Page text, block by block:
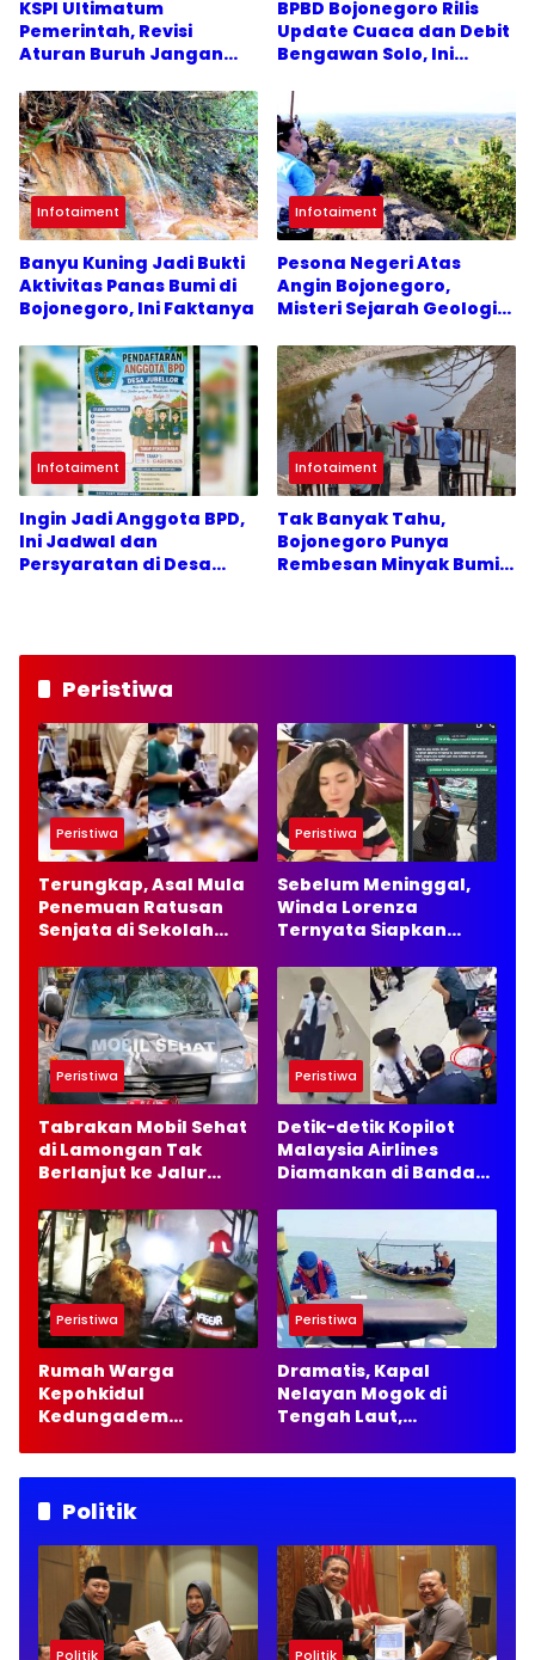
KSPI Ultimatum
Pemerintah, Revisi
Aturan Buruh Jangan
BPBD Bojonegoro Rilis
Update Cuaca dan Debit
Bengawan Solo, Ini
Infotaiment
Banyu Kuning Jadi Bukti
Aktivitas Panas Bumi di
Bojonegoro, Ini Faktanya
Infotaiment
Pesona Negeri Atas
Angin Bojonegoro,
Misteri Sejarah Geologi
Infotaiment
Ingin Jadi Anggota BPD,
Ini Jadwal dan
Persyaratan di Desa
Infotaiment
Tak Banyak Tahu,
Bojonegoro Punya
Rembesan Minyak Bumi
Peristiwa
Peristiwa
Terungkap, Asal Mula
Penemuan Ratusan
Senjata di Sekolah
Selatan
Peristiwa
Sebelum Meninggal,
Winda Lorenza
Ternyata Siapkan
Ingin Bangun Usaha
Peristiwa
Tabrakan Mobil Sehat
di Lamongan Tak
Berlanjut ke Jalur
Peristiwa
Detik-detik Kopilot
Malaysia Airlines
Diamankan di Bandara
Ekstasi Disita
Peristiwa
Rumah Warga
Kepohkidul
Kedungadem
Tak Ada Korban Jiwa
Peristiwa
Dramatis, Kapal
Nelayan Mogok di
Tengah Laut,
Politik
Politik Politik